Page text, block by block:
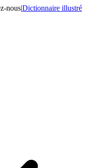
nous|Dictionnaire illustré